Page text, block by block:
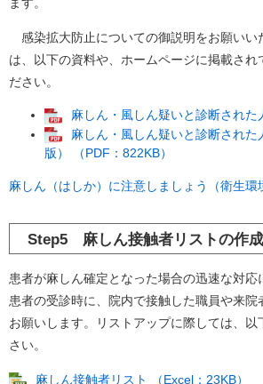
ます。
感染拡大防止についての御説明をお願いい
は、以下の資料や、ホームページに掲載され
ださい。
麻しん・風しん疑いと診断された
麻しん・風しん疑いと診断され
版） （PDF：822KB）
麻しん（はしか）に注意しましょう（衛生環
Step5 麻しん接触者リストの作成
患者が麻しん確定となった場合の迅速な対応
患者の受診時に、院内で接触した職員や来院
お願いします。リストアップに際しては、
さい。
麻しん接触者リスト （Excel：23KB）